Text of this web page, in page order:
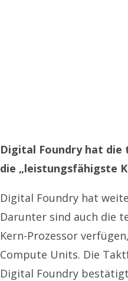
Digital Foundry hat die
die „leistungsfähigste
Digital Foundry hat
Darunter sind auch die
Kern-Prozessor
Compute Units. Die
Digital Foundry